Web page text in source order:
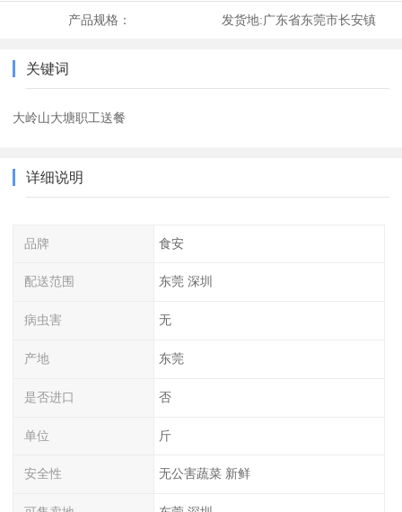
产品规格： 发货地:广东省东莞市长安镇
关键词
大岭山大塘职工送餐
详细说明
品牌 食安
配送范围 东莞 深圳
病虫害 无
产地 东莞
是否进口 否
单位 斤
安全性 无公害蔬菜 新鲜